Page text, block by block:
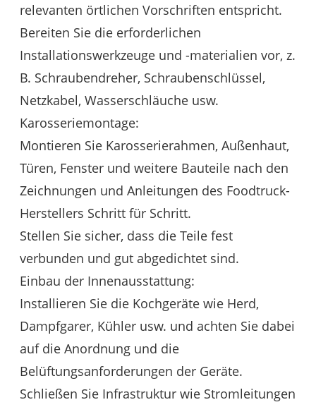
relevanten örtlichen Vorschriften entspricht.
Bereiten Sie die erforderlichen
Installationswerkzeuge und -materialien vor, z.
B. Schraubendreher, Schraubenschlüssel,
Netzkabel, Wasserschläuche usw.
Karosseriemontage:
Montieren Sie Karosserierahmen, Außenhaut,
Türen, Fenster und weitere Bauteile nach den
Zeichnungen und Anleitungen des Foodtruck-
Herstellers Schritt für Schritt.
Stellen Sie sicher, dass die Teile fest
verbunden und gut abgedichtet sind.
Einbau der Innenausstattung:
Installieren Sie die Kochgeräte wie Herd,
Dampfgarer, Kühler usw. und achten Sie dabei
auf die Anordnung und die
Belüftungsanforderungen der Geräte.
Schließen Sie Infrastruktur wie Stromleitungen